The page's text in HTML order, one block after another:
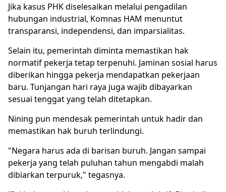
Jika kasus PHK diselesaikan melalui pengadilan
hubungan industrial, Komnas HAM menuntut
transparansi, independensi, dan imparsialitas.
Selain itu, pemerintah diminta memastikan hak
normatif pekerja tetap terpenuhi. Jaminan sosial harus
diberikan hingga pekerja mendapatkan pekerjaan
baru. Tunjangan hari raya juga wajib dibayarkan
sesuai tenggat yang telah ditetapkan.
Nining pun mendesak pemerintah untuk hadir dan
memastikan hak buruh terlindungi.
"Negara harus ada di barisan buruh. Jangan sampai
pekerja yang telah puluhan tahun mengabdi malah
dibiarkan terpuruk," tegasnya.